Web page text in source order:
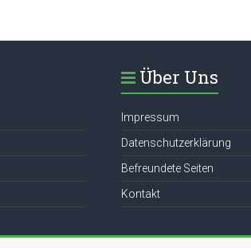
Über Uns
Impressum
Datenschutzerklärung
Befreundete Seiten
Kontakt